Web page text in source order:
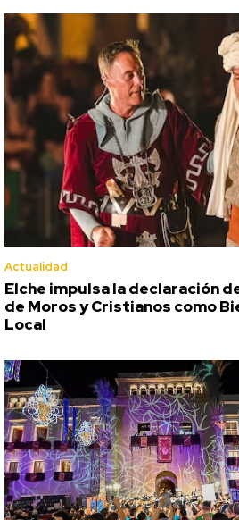
Actualidad
Elche impulsa la declaración
de Moros y Cristianos como
Local